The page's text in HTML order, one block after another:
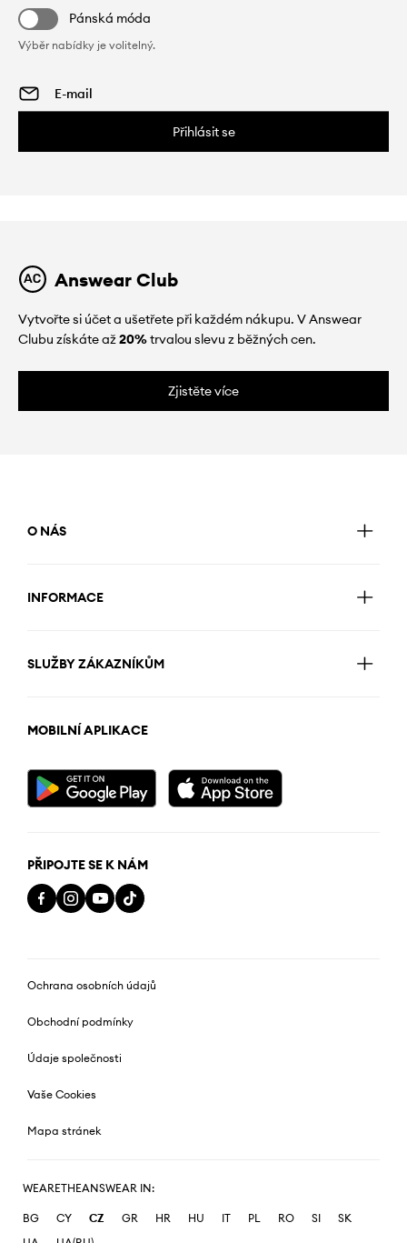
Pánská móda
Výběr nabídky je volitelný.
Přihlásit se
Answear Club
Vytvořte si účet a ušetřete při každém nákupu. V Answear
Clubu získáte až20%trvalou slevu z běžných cen.
Zjistěte více
O NÁS
INFORMACE
SLUŽBY ZÁKAZNÍKŮM
MOBILNÍ APLIKACE
PŘIPOJTE SE K NÁM
Ochrana osobních údajů
Obchodní podmínky
Údaje společnosti
Vaše Cookies
Mapa stránek
WEARETHEANSWEAR IN:
BG CY CZ GR HR HU IT PL RO SI
SK